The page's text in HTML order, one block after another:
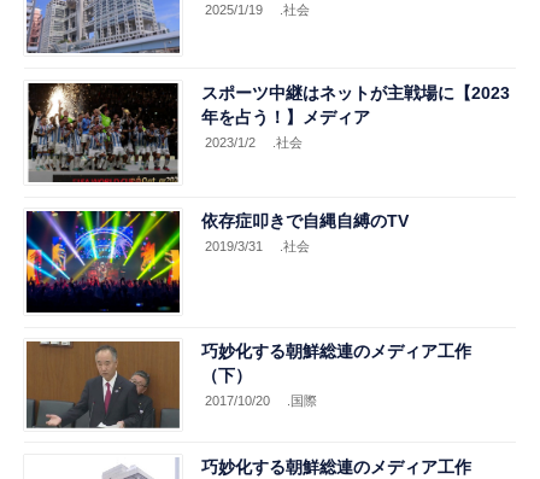
2025/1/19 .社会
スポーツ中継はネットが主戦場に【2023
年を占う！】メディア
2023/1/2 .社会
依存症叩きで自縄自縛のTV
2019/3/31 .社会
巧妙化する朝鮮総連のメディア工作
（下）
2017/10/20 .国際
巧妙化する朝鮮総連のメディア工作